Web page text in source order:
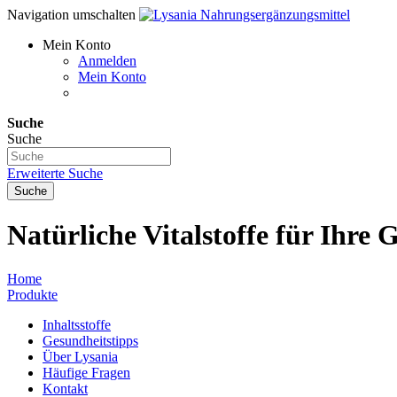
Navigation umschalten
Mein Konto
Anmelden
Mein Konto
Suche
Suche
Erweiterte Suche
Suche
Natürliche Vitalstoffe für Ihre
Home
Produkte
Inhaltsstoffe
Gesundheitstipps
Über Lysania
Häufige Fragen
Kontakt